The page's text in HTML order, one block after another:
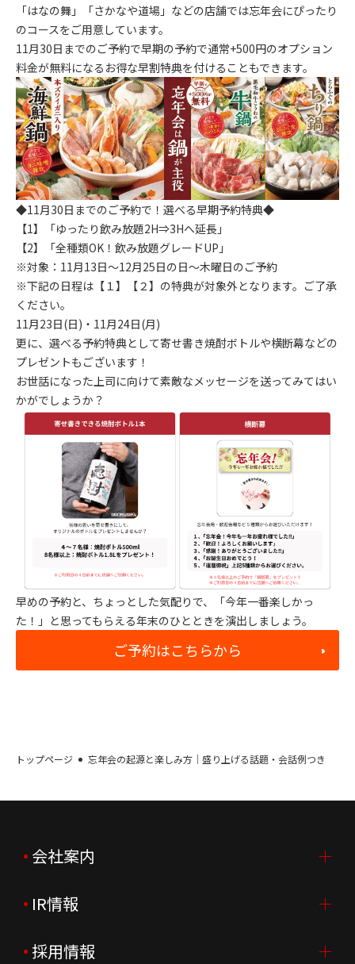
「はなの舞」「さかなや道場」などの店舗では忘年会にぴったり
のコースをご用意しています。
11月30日までのご予約で早期の予約で通常+500円のオプション
料金が無料になるお得な早割特典を付けることもできます。
◆11月30日までのご予約で！選べる早期予約特典◆
【1】「ゆったり飲み放題2H⇒3Hへ延長」
【2】「全種類OK！飲み放題グレードUP」
※対象：11月13日～12月25日の日～木曜日のご予約
※下記の日程は【１】【２】の特典が対象外となります。ご了承
ください。
11月23日(日)・11月24日(月)
更に、選べる予約特典として寄せ書き焼酎ボトルや横断幕などの
プレゼントもございます！
お世話になった上司に向けて素敵なメッセージを送ってみてはい
かがでしょうか？
早めの予約と、ちょっとした気配りで、「今年一番楽しかっ
た！」と思ってもらえる年末のひとときを演出しましょう。
ご予約はこちらから
トップページ 忘年会の起源と楽しみ方｜盛り上げる話題・会話例つき
会社案内
会社案内TOP
ご挨拶
IR情報
IR情報TOP
採用情報